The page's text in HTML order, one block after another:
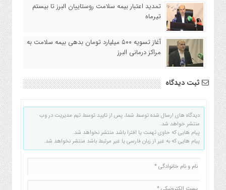
تمدید اعتبار بیمه سلامت روستاییان البرز تا بیستم
تیرماه
آغاز تسویه ۵۰۰ میلیارد تومان بدهی بیمه سلامت به
مراکز درمانی البرز
ثبت دیدگاه
دیدگاه های ارسال شده توسط شما، پس از تایید توسط تیم مدیریت در وب
منتشر خواهد شد.
پیام هایی که حاوی تهمت یا افترا باشد منتشر نخواهد شد.
پیام هایی که به غیر از زبان فارسی یا غیر مرتبط باشد منتشر نخواهد شد.